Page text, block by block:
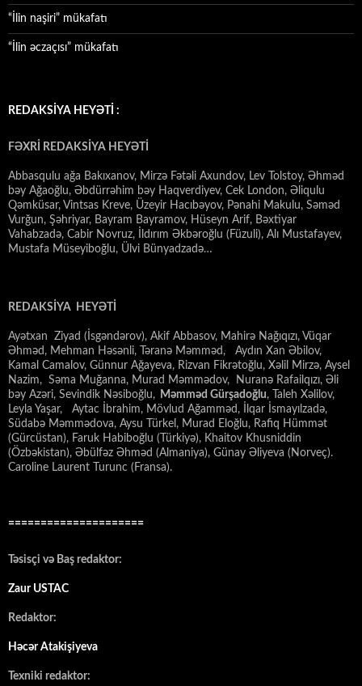
“İlin naşiri” mükafatı
“İlin əczaçısı” mükafatı
REDAKSİYA HEYƏTİ :
FƏXRİ REDAKSİYA HEYƏTİ
Abbasqulu ağa Bakıxanov, Mirzə Fətəli Axundov, Lev Tolstoy, Əhməd
bəy Ağaoğlu, Əbdürrəhim bəy Haqverdiyev, Cek London, Əliqulu
Qəmküsar, Vintsas Kreve, Üzeyir Hacıbəyov, Pənahi Makulu, Səməd
Vurğun, Şəhriyar, Bayram Bayramov, Hüseyn Arif, Bəxtiyar
Vahabzadə, Cabir Novruz, İldırım Əkbəroğlu (Füzuli), Alı Mustafayev,
Mustafa Müseyiboğlu, Ülvi Bünyadzadə…
REDAKSİYA HEYƏTİ
Ayətxan Ziyad (İsgəndərov), Akif Abbasov, Mahirə Nağıqızı, Vüqar
Əhməd, Mehman Həsənli, Təranə Məmməd, Aydın Xan Əbilov,
Kamal Camalov, Günnur Ağayeva, Rizvan Fikrətoğlu, Xəlil Mirzə, Aysel
Nazim, Səma Muğanna, Murad Məmmədov, Nuranə Rafailqızı, Əli
bəy Azəri, Sevindik Nəsiboğlu, Məmməd Gürşadoğlu, Taleh Xəlilov,
Leyla Yaşar, Aytac İbrahim, Mövlud Ağamməd, İlqar İsmayılzadə,
Südabə Məmmədova, Aysu Türkel, Murad Eloğlu, Rafiq Hümmət
(Gürcüstan), Faruk Habiboğlu (Türkiyə), Khaitov Khusniddin
(Özbəkistan), Əbülfəz Əhməd (Almaniya), Günay Əliyeva (Norveç).
Caroline Laurent Turunc (Fransa).
=====================
Təsisçi və Baş redaktor:
Zaur USTAC
Redaktor:
Həcər Atakişiyeva
Texniki redaktor: